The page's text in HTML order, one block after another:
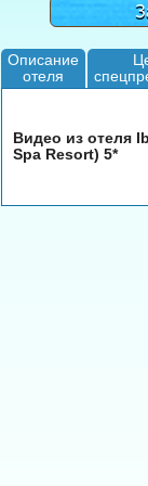
Описание
отеля
Видео из отеля
Spa Resort) 5*